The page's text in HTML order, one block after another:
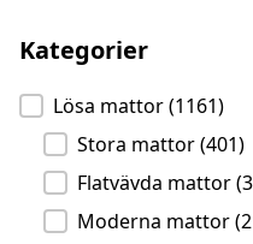
Kategorier
Kategorier
Lösa mattor(1161)
Stora mattor(401)
Flatvävda mattor
Moderna mattor